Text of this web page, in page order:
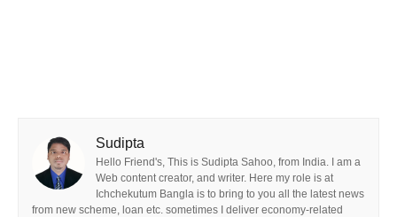
Sudipta
Hello Friend's, This is Sudipta Sahoo, from India. I am a
Web content creator, and writer. Here my role is at
Ichchekutum Bangla is to bring to you all the latest news
from new scheme, loan etc. sometimes I deliver economy-related